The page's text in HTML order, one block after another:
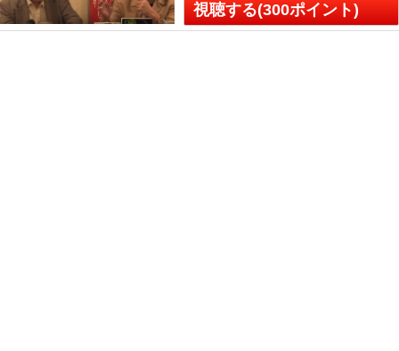
視聴する(300ポイント)